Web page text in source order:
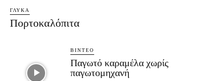
ΓΛΥΚΆ
Πορτοκαλόπιτα
ΒΊΝΤΕΟ
Παγωτό καραμέλα χωρίς
παγωτομηχανή